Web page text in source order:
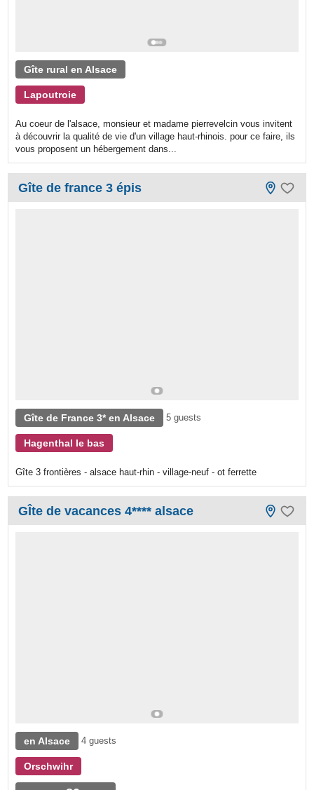
Gîte rural en Alsace
Lapoutroie
Au coeur de l'alsace, monsieur et madame pierrevelcin vous invitent
à découvrir la qualité de vie d'un village haut-rhinois. pour ce faire, ils
vous proposent un hébergement dans...
Gîte de france 3 épis
Gîte de France 3* en Alsace 5 guests
Hagenthal le bas
Gîte 3 frontières - alsace haut-rhin - village-neuf - ot ferrette
GÎte de vacances 4**** alsace
en Alsace 4 guests
Orschwihr